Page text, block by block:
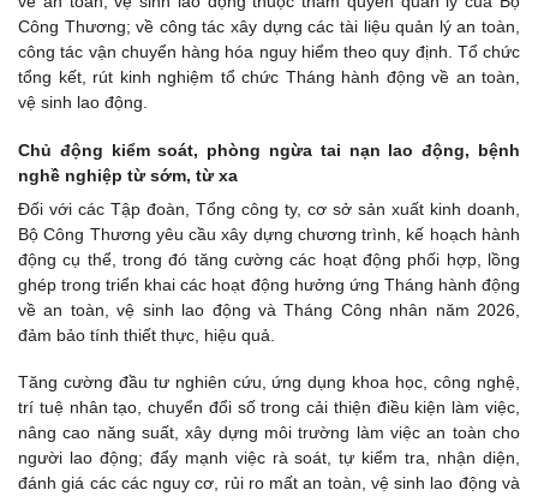
Công Thương; về công tác xây dựng các tài liệu quản lý an toàn,
công tác vận chuyển hàng hóa nguy hiểm theo quy định. Tổ chức
tổng kết, rút kinh nghiệm tổ chức Tháng hành động về an toàn,
vệ sinh lao động.
Chủ động kiểm soát, phòng ngừa tai nạn lao động, bệnh
nghề nghiệp từ sớm, từ ха
Đối với các Tập đoàn, Tổng công ty, cơ sở sản xuất kinh doanh,
Bộ Công Thương yêu cầu xây dựng chương trình, kế hoạch hành
động cụ thể, trong đó tăng cường các hoạt động phối hợp, lồng
ghép trong triển khai các hoạt động hưởng ứng Tháng hành động
về an toàn, vệ sinh lao động và Tháng Công nhân năm 2026,
đảm bảo tính thiết thực, hiệu quả.
Tăng cường đầu tư nghiên cứu, ứng dụng khoa học, công nghệ,
trí tuệ nhân tạo, chuyển đổi số trong cải thiện điều kiện làm việc,
nâng cao năng suất, xây dựng môi trường làm việc an toàn cho
người lao động; đẩy mạnh việc rà soát, tự kiểm tra, nhận diện,
đánh giá các các nguy cơ, rủi ro mất an toàn, vệ sinh lao động và